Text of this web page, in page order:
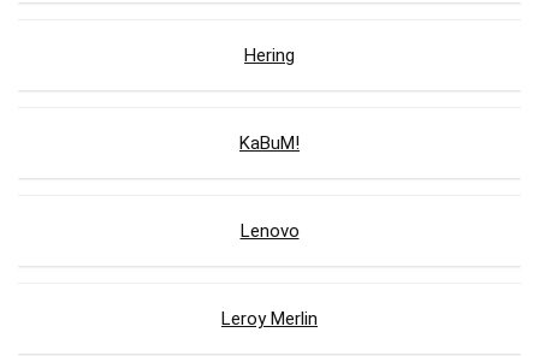
Hering
KaBuM!
Lenovo
Leroy Merlin